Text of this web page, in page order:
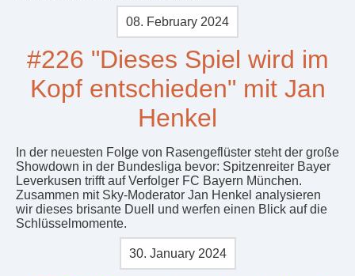
08. February 2024
#226 "Dieses Spiel wird im
Kopf entschieden" mit Jan
Henkel
In der neuesten Folge von Rasengeflüster steht der große
Showdown in der Bundesliga bevor: Spitzenreiter Bayer
Leverkusen trifft auf Verfolger FC Bayern München.
Zusammen mit Sky-Moderator Jan Henkel analysieren
wir dieses brisante Duell und werfen einen Blick auf die
Schlüsselmomente.
30. January 2024